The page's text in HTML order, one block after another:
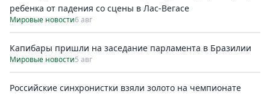
ребенка от падения со сцены в Лас-Вегасе
Мировые новости6 авг
Капибары пришли на заседание парламента в Бразилии
Мировые новости5 авг
Российские синхронистки взяли золото на чемпионате